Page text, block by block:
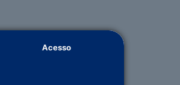
Acesso